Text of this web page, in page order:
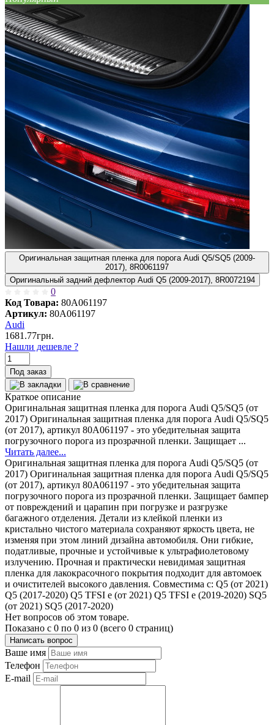
Оригинальная защитная пленка для порога Audi Q5/SQ5 (2009-
2017), 8R0061197
Оригинальный задний дефлектор Audi Q5 (2009-2017), 8R0072194
0
Код Товара: 80A061197
Артикул: 80A061197
Audi
1681.77грн.
Нашли дешевле ?
Под заказ
Краткое описание
Оригинальная защитная пленка для порога Audi Q5/SQ5 (от
2017) Оригинальная защитная пленка для порога Audi Q5/SQ5
(от 2017), артикул 80A061197 - это убедительная защита
погрузочного порога из прозрачной пленки. Защищает ...
Читать далее...
Оригинальная защитная пленка для порога Audi Q5/SQ5 (от
2017) Оригинальная защитная пленка для порога Audi Q5/SQ5
(от 2017), артикул 80A061197 - это убедительная защита
погрузочного порога из прозрачной пленки. Защищает бампер
от повреждений и царапин при погрузке и разгрузке
багажного отделения. Детали из клейкой пленки из
кристально чистого материала сохраняют яркость цвета, не
изменяя при этом линий дизайна автомобиля. Они гибкие,
податливые, прочные и устойчивые к ультрафиолетовому
излучению. Прочная и практически невидимая защитная
пленка для лакокрасочного покрытия подходит для автомоек
и очистителей высокого давления. Совместима с: Q5 (от 2021)
Q5 (2017-2020) Q5 TFSI e (от 2021) Q5 TFSI e (2019-2020) SQ5
(от 2021) SQ5 (2017-2020)
Нет вопросов об этом товаре.
Показано с 0 по 0 из 0 (всего 0 страниц)
Написать вопрос
Ваше имя
Телефон
E-mail